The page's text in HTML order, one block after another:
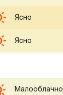
Ясно
Ясно
Малооблачно